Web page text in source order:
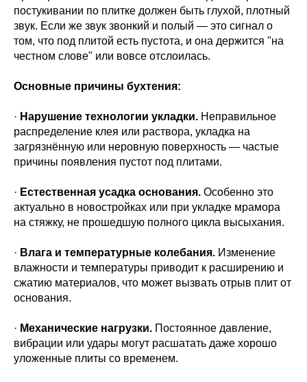
постукивании по плитке должен быть глухой, плотный
звук. Если же звук звонкий и полый — это сигнал о
том, что под плитой есть пустота, и она держится "на
честном слове" или вовсе отслоилась.
Основные причины бухтения:
· Нарушение технологии укладки. Неправильное
распределение клея или раствора, укладка на
загрязнённую или неровную поверхность — частые
причины появления пустот под плитами.
· Естественная усадка основания. Особенно это
актуально в новостройках или при укладке мрамора
на стяжку, не прошедшую полного цикла высыхания.
· Влага и температурные колебания. Изменение
влажности и температуры приводит к расширению и
сжатию материалов, что может вызвать отрыв плит от
основания.
· Механические нагрузки. Постоянное давление,
вибрации или удары могут расшатать даже хорошо
уложенные плиты со временем.